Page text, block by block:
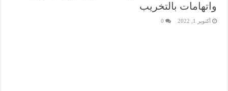
واتهامات بالتخريب
أكتوبر 1, 2022 0